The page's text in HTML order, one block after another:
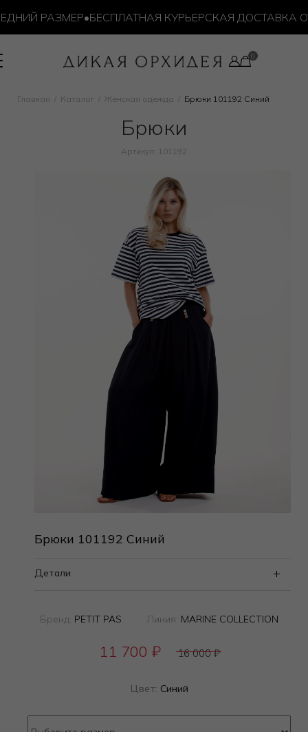
РАЗМЕР•БЕСПЛАТНАЯ КУРЬЕРСКАЯ ДОСТАВКА ОТ
Главная Каталог Женская одежда Брюки 101192 Синий
Брюки
Артикул: 101192
Брюки 101192 Синий
Детали
Бренд: PETIT PAS Линия: MARINE COLLECTION
11 700 ₽ 16 000₽
Цвет: Синий